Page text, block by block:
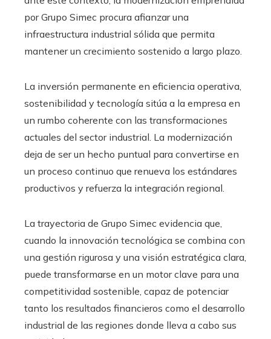
por Grupo Simec procura afianzar una
infraestructura industrial sólida que permita
mantener un crecimiento sostenido a largo plazo.
La inversión permanente en eficiencia operativa,
sostenibilidad y tecnología sitúa a la empresa en
un rumbo coherente con las transformaciones
actuales del sector industrial. La modernización
deja de ser un hecho puntual para convertirse en
un proceso continuo que renueva los estándares
productivos y refuerza la integración regional.
La trayectoria de Grupo Simec evidencia que,
cuando la innovación tecnológica se combina con
una gestión rigurosa y una visión estratégica clara,
puede transformarse en un motor clave para una
competitividad sostenible, capaz de potenciar
tanto los resultados financieros como el desarrollo
industrial de las regiones donde lleva a cabo sus